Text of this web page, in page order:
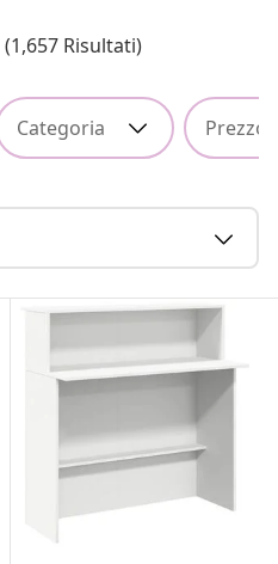
(1,657 Risultati)
Categoria Prezzo